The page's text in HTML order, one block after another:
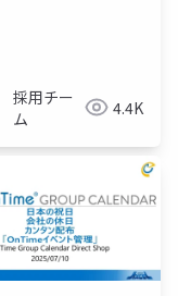
採用チー
ム
4.4K